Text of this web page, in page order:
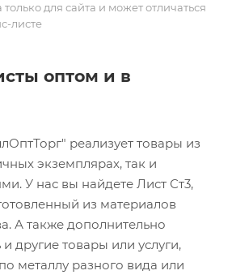
для сайта и может отличаться
листе
оптом и в
реализует товары из
экземплярах, так и
У нас вы найдете Лист Ст3,
из материалов
А также дополнительно
другие товары или услуги,
металлу разного вида или